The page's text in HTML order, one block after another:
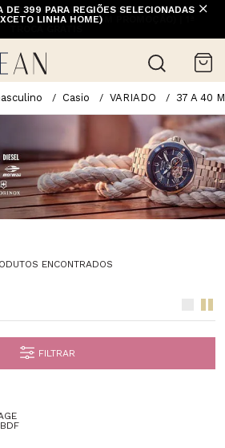
COM CUPOM PRIMEIRACOMPRA (EXCETO
E ITENS EM PROMOÇÃO) | 1ª
DE 399 PARA REGIÕES SELECIONADAS
LINHA HOME)
Casio VARIADO 37 A 40
ENCONTRADOS
FILTRAR